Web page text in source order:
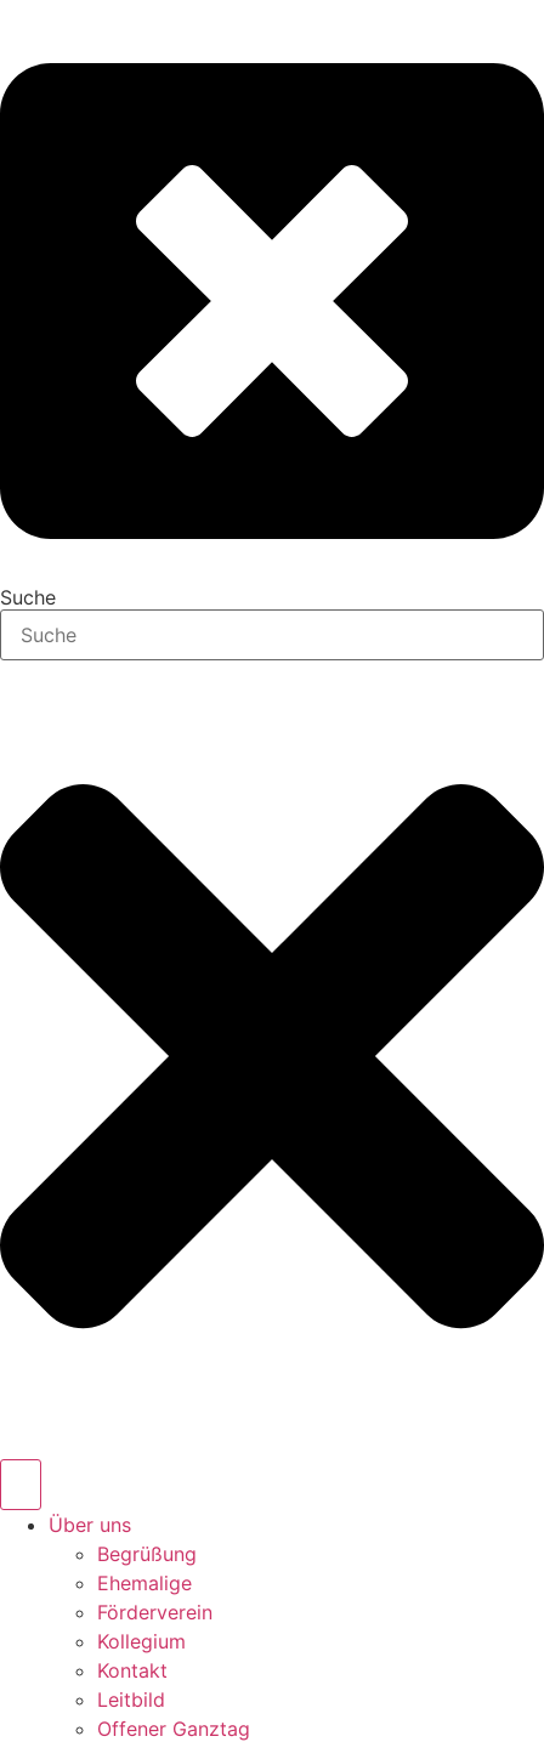
Suche
Über uns
Begrüßung
Ehemalige
Förderverein
Kollegium
Kontakt
Leitbild
Offener Ganztag